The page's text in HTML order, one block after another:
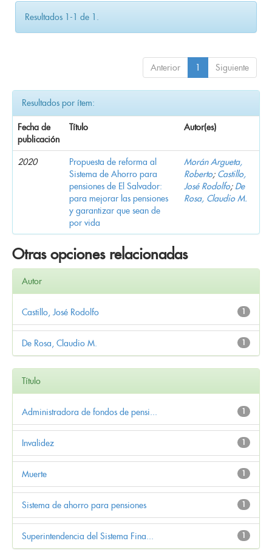
Resultados 1-1 de 1.
Anterior 1 Siguiente
Resultados por ítem:
Fecha de
publicación
Título Autor(es)
2020
Propuesta de reforma al
Sistema de Ahorro para
pensiones de El Salvador:
para mejorar las pensiones
y garantizar que sean de
por vida
Morán Argueta,
Roberto; Castillo,
José Rodolfo; De
Rosa, Claudio M.
Otras opciones relacionadas
Autor
1
Castillo, José Rodolfo
1
De Rosa, Claudio M.
Título
1
Administradora de fondos de pensi...
1
Invalidez
1
Muerte
1
Sistema de ahorro para pensiones
1
Superintendencia del Sistema Fina...